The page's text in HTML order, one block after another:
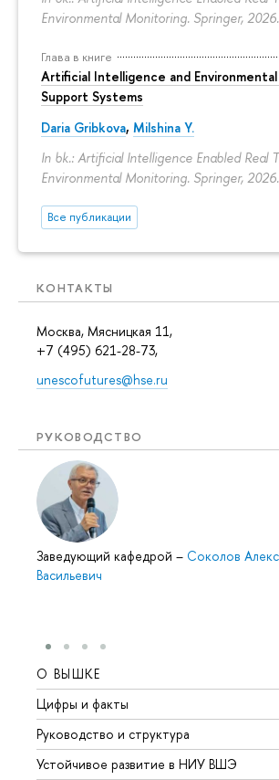
Environmental Monitoring. Springer, 2026.
Глава в книге
Artificial Intelligence and
Support Systems
Daria Gribkova, Milshina Y.
In bk.: Artificial Intelligence Enabled Real
Environmental Monitoring. Springer, 2026.
Все публикации
КОНТАКТЫ
Москва, Мясницкая 11,
+7 (495) 621-28-73,
unescofutures@hse.ru
РУКОВОДСТВО
Заведующий кафедрой – Соколов
Васильевич
О ВЫШКЕ
Цифры и факты
Руководство и структура
Устойчивое развитие в НИУ ВШЭ